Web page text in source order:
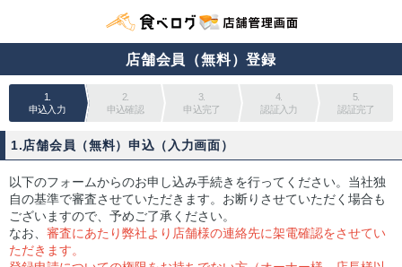
店舗会員（無料）登録
1.
申込入力
2.
申込確認
3.
申込完了
4.
認証入力
5.
認証完了
1.店舗会員（無料）申込（入力画面）
以下のフォームからのお申し込み手続きを行ってください。当社独
自の基準で審査させていただきます。お断りさせていただく場合も
ございますので、予めご了承ください。
なお、 審査にあたり弊社より店舗様の連絡先に架電確認をさせてい
ただきます。